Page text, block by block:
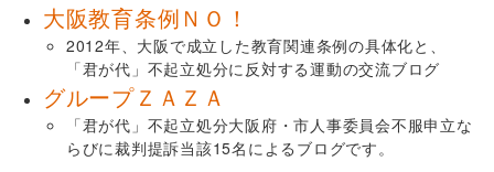
大阪教育条例ＮＯ！
2012年、大阪で成立した教育関連条例の具体化と、
「君が代」不起立処分に反対する運動の交流ブログ
グループＺＡＺＡ
「君が代」不起立処分大阪府・市人事委員会不服申立な
らびに裁判提訴当該15名によるブログです。